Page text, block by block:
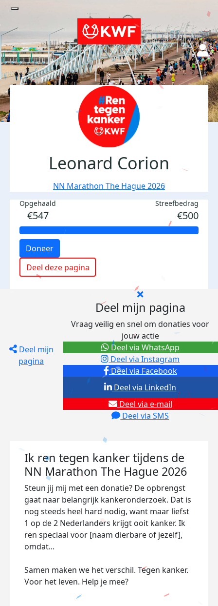
Leonard Corion
NN Marathon The Hague 2026
Opgehaald
€547
Streefbedrag
€500
Doneer
Deel deze pagina
Deel mijn
pagina
Deel mijn pagina
Vraag veilig en snel om donaties voor
jouw actie
Deel via Facebook
Deel via Instagram
Deel via e-mail
Deel via SMS
Deel via LinkedIn
Deel via WhatsApp
Ik ren tegen kanker tijdens de
NN Marathon The Hague 2026
Steun jij mij met een donatie? De opbrengst
gaat naar belangrijk kankeronderzoek. Dat is
nog steeds heel hard nodig, want maar liefst
1 op de 2 Nederlanders krijgt ooit kanker. Ik
ren speciaal voor [naam dierbare of jezelf],
omdat...
Samen maken we het verschil. Tegen kanker.
Voor het leven. Help je mee?